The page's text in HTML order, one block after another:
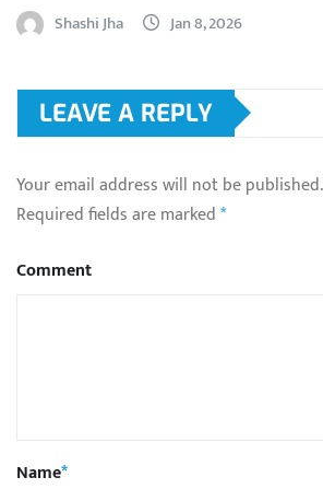
Shashi Jha Jan 8, 2026
LEAVE A REPLY
Your email address will not be published.
Required fields are marked*
Comment
Name*